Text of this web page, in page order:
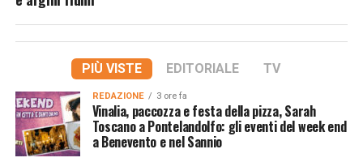
PIÙ VISTE EDITORIALE TV
REDAZIONE 3 ore fa
Vinalia, paccozza e festa della pizza, Sarah
Toscano a Pontelandolfo: gli eventi del week end
a Benevento e nel Sannio